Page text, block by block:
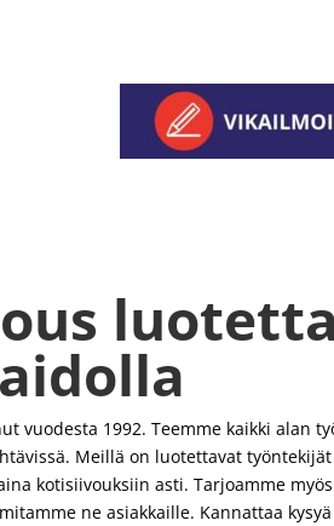
vuodesta 1992. Teemme kaikki alan
Meillä on luotettavat
kotisiivouksiin asti. Tarjoamme
ne asiakkaille. Kannattaa